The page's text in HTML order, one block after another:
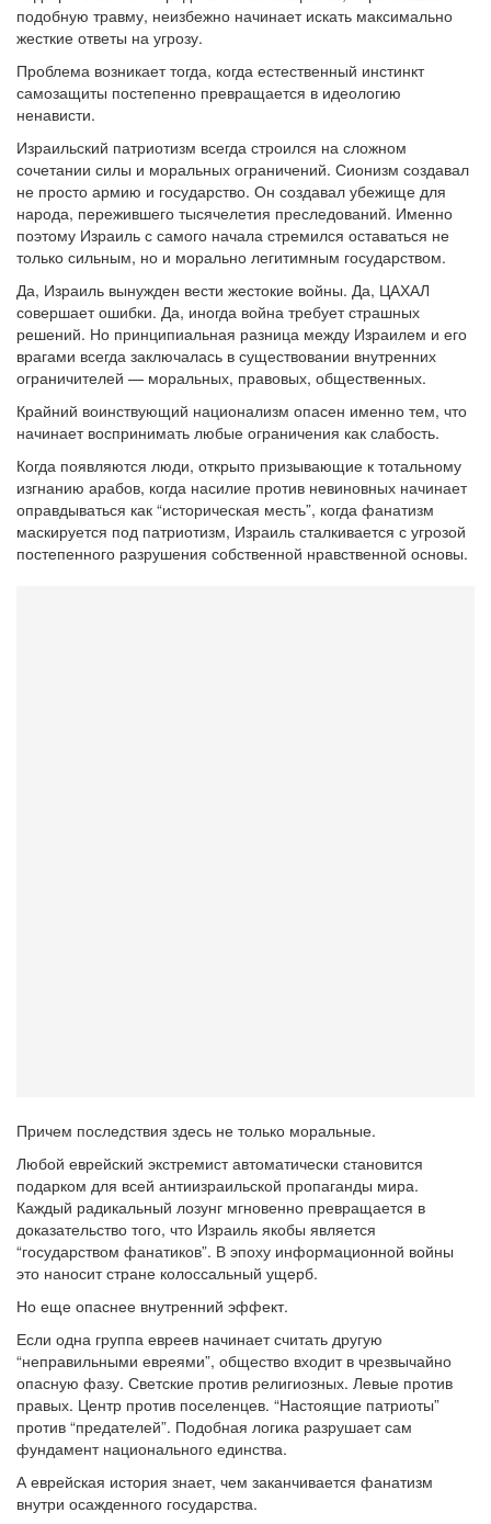
подобную травму, неизбежно начинает искать максимально
жесткие ответы на угрозу.
Проблема возникает тогда, когда естественный инстинкт
самозащиты постепенно превращается в идеологию
ненависти.
Израильский патриотизм всегда строился на сложном
сочетании силы и моральных ограничений. Сионизм создавал
не просто армию и государство. Он создавал убежище для
народа, пережившего тысячелетия преследований. Именно
поэтому Израиль с самого начала стремился оставаться не
только сильным, но и морально легитимным государством.
Да, Израиль вынужден вести жестокие войны. Да, ЦАХАЛ
совершает ошибки. Да, иногда война требует страшных
решений. Но принципиальная разница между Израилем и его
врагами всегда заключалась в существовании внутренних
ограничителей — моральных, правовых, общественных.
Крайний воинствующий национализм опасен именно тем, что
начинает воспринимать любые ограничения как слабость.
Когда появляются люди, открыто призывающие к тотальному
изгнанию арабов, когда насилие против невиновных начинает
оправдываться как “историческая месть”, когда фанатизм
маскируется под патриотизм, Израиль сталкивается с угрозой
постепенного разрушения собственной нравственной основы.
Причем последствия здесь не только моральные.
Любой еврейский экстремист автоматически становится
подарком для всей антиизраильской пропаганды мира.
Каждый радикальный лозунг мгновенно превращается в
доказательство того, что Израиль якобы является
“государством фанатиков”. В эпоху информационной войны
это наносит стране колоссальный ущерб.
Но еще опаснее внутренний эффект.
Если одна группа евреев начинает считать другую
“неправильными евреями”, общество входит в чрезвычайно
опасную фазу. Светские против религиозных. Левые против
правых. Центр против поселенцев. “Настоящие патриоты”
против “предателей”. Подобная логика разрушает сам
фундамент национального единства.
А еврейская история знает, чем заканчивается фанатизм
внутри осажденного государства.